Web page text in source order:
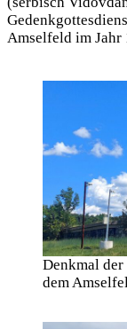
Amselfeld im Jahr
Denkmal
dem